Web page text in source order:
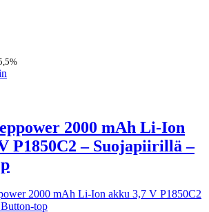
2000 mAh Li-Ion
P1850C2 – Suojapiirillä –